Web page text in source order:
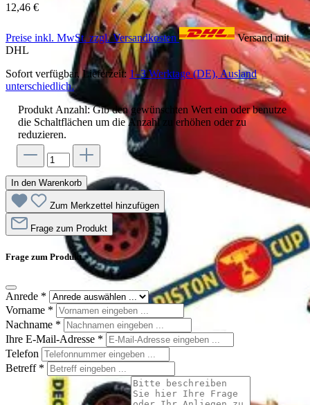
12,46 €
Preise inkl. MwSt. zzgl. Versandkosten
Versand mit
DHL
Sofort verfügbar, Lieferzeit: 1–3 Werktage (DE), Ausland
unterschiedlich.
Produkt Anzahl: Gib den gewünschten Wert ein oder benutze
die Schaltflächen um die Anzahl zu erhöhen oder zu
reduzieren.
In den Warenkorb
Zum Merkzettel hinzufügen
Frage zum Produkt
Frage zum Produkt
Anrede *
Vorname *
Nachname *
Ihre E-Mail-Adresse *
Telefon
Betreff *